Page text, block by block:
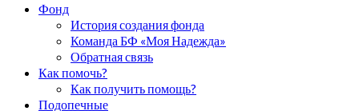
Фонд
История создания фонда
Команда БФ «Моя Надежда»
Обратная связь
Как помочь?
Как получить помощь?
Подопечные